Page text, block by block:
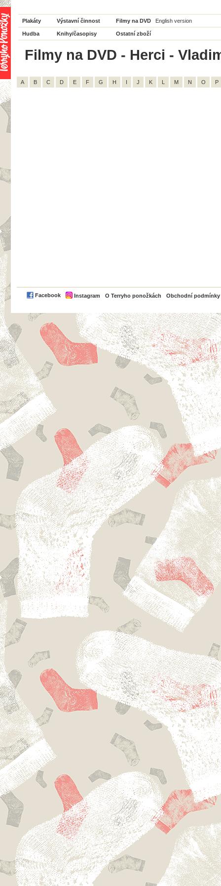
Plakáty Výstavní činnost Filmy na DVD English version
Hudba Knihy/časopisy Ostatní zboží
Filmy na DVD - Herci -
A B C D E F G H I J K L M N O P
Facebook Instagram O Terryho ponožkách Obchodní podmínky
PayPal